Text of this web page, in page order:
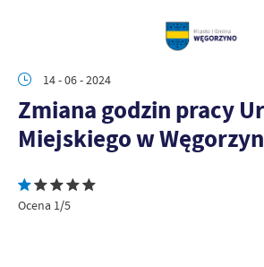
14 - 06 - 2024
Zmiana godzin pracy
Miejskiego w
Ocena 1/5